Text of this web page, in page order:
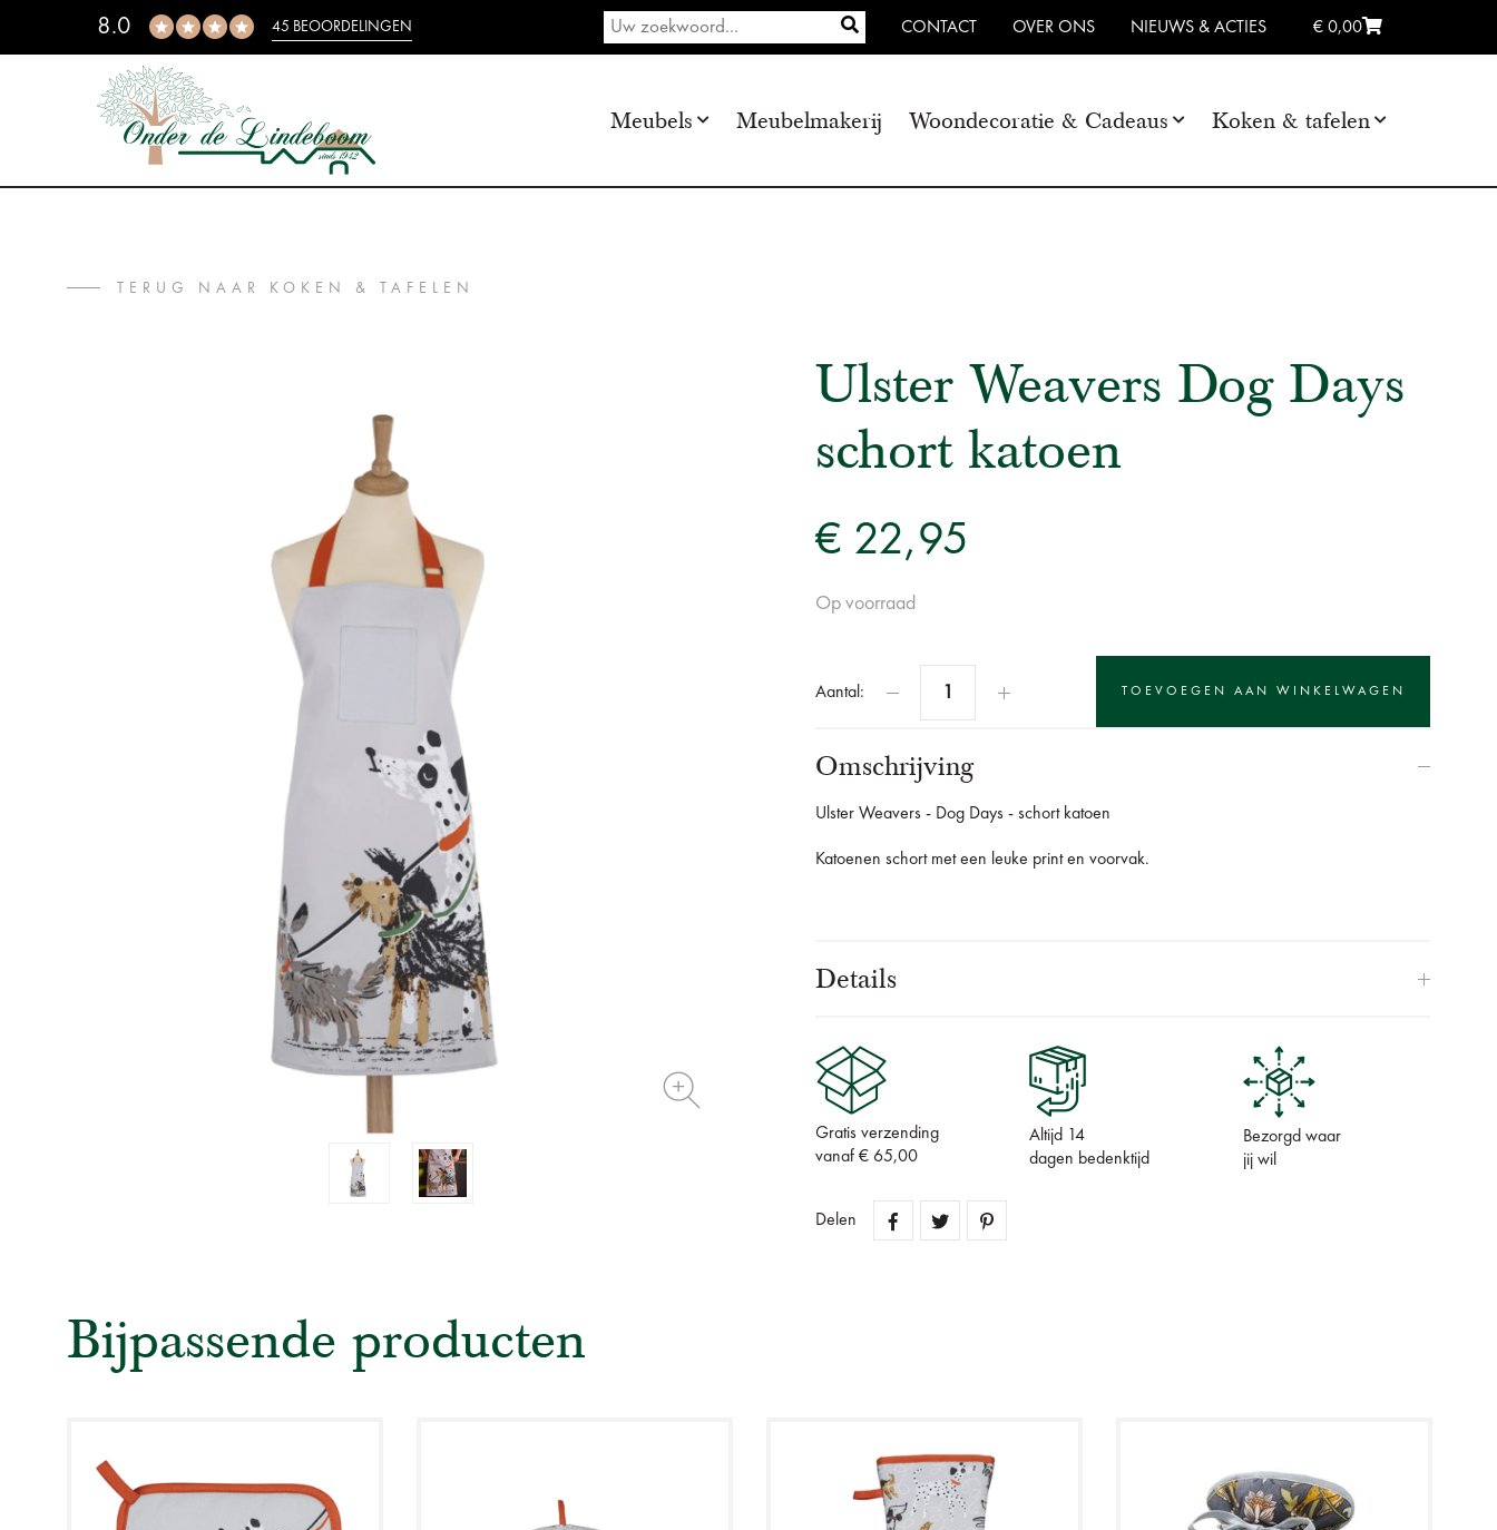
8.0 45 BEOORDELINGEN CONTACT OVER ONS NIEUWS & ACTIES € 0,00
Meubels Meubelmakerij Woondecoratie & Cadeaus Koken & tafelen
TERUG NAAR KOKEN & TAFELEN
Ulster Weavers Dog Days
schort katoen
€ 22,95
Op voorraad
Aantal:
Omschrijving
Ulster Weavers - Dog Days - schort katoen
Katoenen schort met een leuke print en voorvak.
Details
Gratis verzending
vanaf € 65,00
Altijd 14
dagen bedenktijd
Bezorgd waar
jij wil
Delen
Bijpassende producten